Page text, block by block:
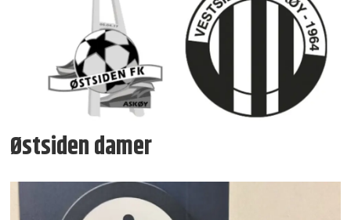
Østsiden damer